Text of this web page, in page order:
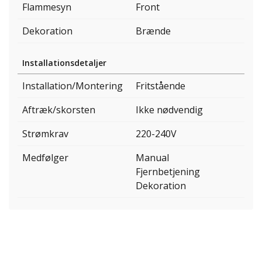
Flammesyn
Front
Dekoration
Brænde
Installationsdetaljer
Installation/Montering
Fritstående
Aftræk/skorsten
Ikke nødvendig
Strømkrav
220-240V
Medfølger
Manual
Fjernbetjening
Dekoration